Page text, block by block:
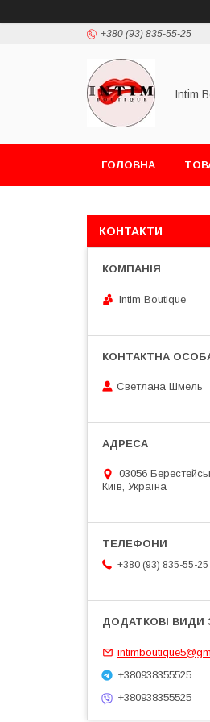
+380 (93) 835-55-25
Intim
ГОЛОВНА
КОНТАКТИ
Intim Boutique
Светлана Шмель
03056
Київ, Україна
+380 (93) 835-55-25
+380938355525
+380938355525